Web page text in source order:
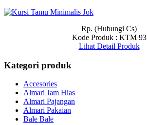
Rp. (Hubungi Cs)
Kode Produk : KTM 93
Lihat Detail Produk
Kategori produk
Accesories
Almari Jam Hias
Almari Pajangan
Almari Pakaian
Bale Bale